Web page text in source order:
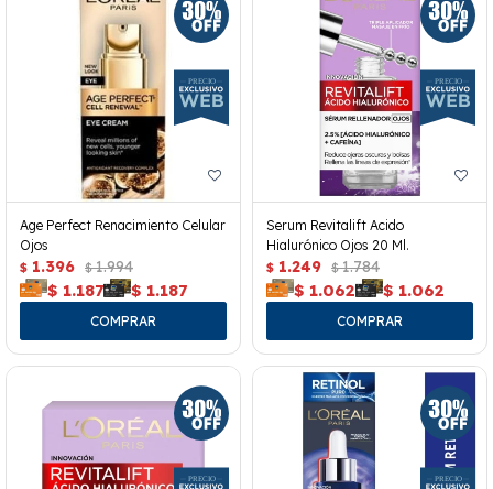
Age Perfect Renacimiento Celular
Ojos
$ 1.396 $ 1.994
$ 1.187 $ 1.187
Serum Revitalift Acido
Hialurónico Ojos 20 Ml.
$ 1.249 $ 1.784
$ 1.062 $ 1.062